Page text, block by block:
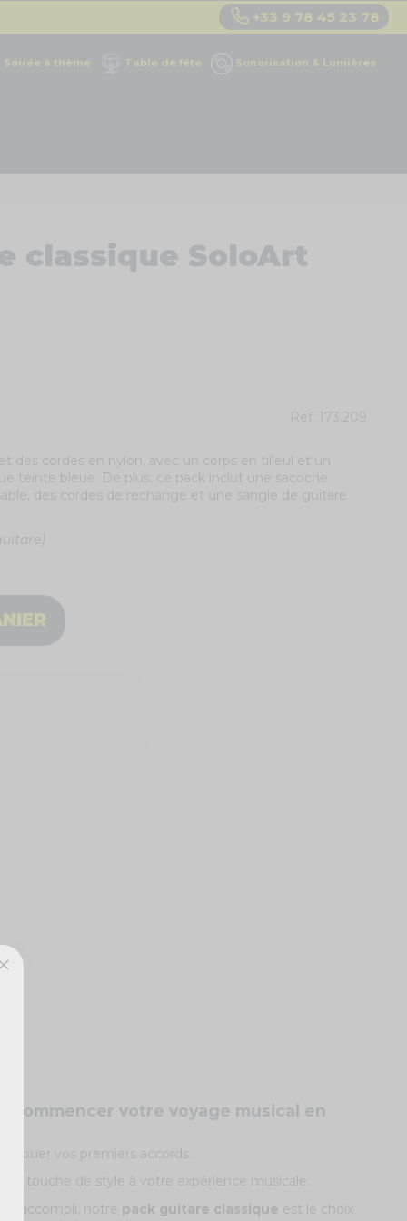
+33 9 78 45 23 78
Soirée à thème Table de fête Sonorisation & Lumières
classique SoloArt
Ref. 173.209
des cordes en nylon, avec un corps en tilleul et un
teinte bleue. De plus, ce pack inclut une sacoche
des cordes de rechange et une sangle de guitare
commencer votre voyage musical en
jouer vos premiers accords.
touche de style à votre expérience musicale.
accompli, notre pack guitare classique est le choix